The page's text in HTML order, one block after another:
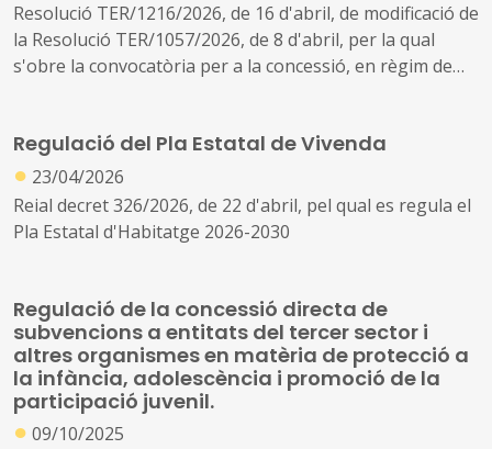
Resolució TER/1216/2026, de 16 d'abril, de modificació de
la Resolució TER/1057/2026, de 8 d'abril, per la qual
s'obre la convocatòria per a la concessió, en règim de
o habitació per a l'any 2026 per a persones que tinguin
de 36 a 64 anys (ref. BDNS 896205)
Regulació del Pla Estatal de Vivenda
● 23/04/2026
Reial decret 326/2026, de 22 d'abril, pel qual es regula el
Pla Estatal d'Habitatge 2026-2030
Regulació de la concessió directa de
subvencions a entitats del tercer sector i
altres organismes en matèria de protecció a
la infància, adolescència i promoció de la
participació juvenil.
● 09/10/2025